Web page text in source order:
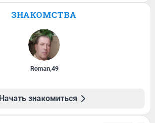
ЗНАКОМСТВА
Roman,49
Начать знакомиться